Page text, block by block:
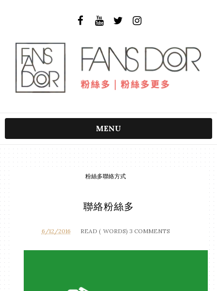
MENU
粉絲多聯絡方式
聯絡粉絲多
6/12/2016 READ ( WORDS) 3 COMMENTS